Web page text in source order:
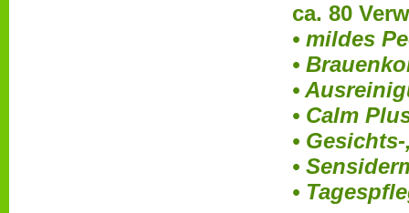
ca. 80
• mildes
•
•
• Calm
•
•
•